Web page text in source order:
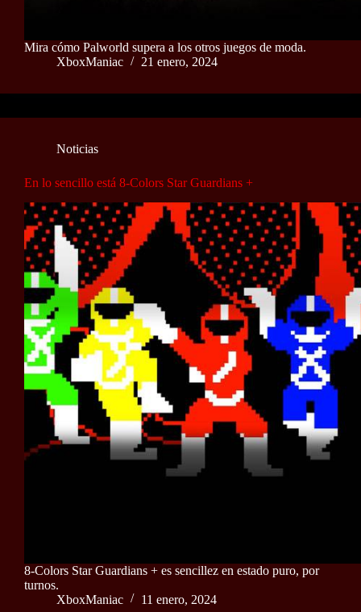
Mira cómo Palworld supera a los otros juegos de moda.
XboxManiac
21 enero, 2024
Noticias
En lo sencillo está 8-Colors Star Guardians +
8-Colors Star Guardians + es sencillez en estado puro, por
turnos.
XboxManiac
11 enero, 2024